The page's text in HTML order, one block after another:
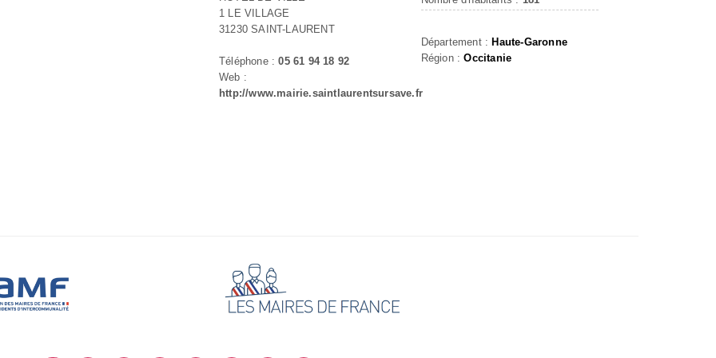
1 LE VILLAGE
31230 SAINT-LAURENT
Téléphone :05 61 94 18 92
Web :
http://www.mairie.saintlaurentsursave.fr
Département : Haute-Garonne
Région :Occitanie